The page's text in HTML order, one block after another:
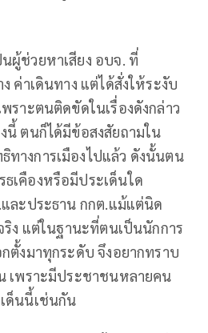
ผู้ช่วยหาเสียง อบจ. ที่
ค่าเดินทาง แต่ได้สั่งให้ระงับ
ราะตนติดขัดในเรื่องดังกล่าว
นี้ ตนก็ได้มีข้อสงสัยถามใน
ทางการเมืองไปแล้ว ดังนั้นตน
เคืองหรือมีประเด็นใด
ละประธาน กกต.แม้แต่นิด
ริง แต่ในฐานะที่ตนเป็นนักการ
กตั้งมาทุกระดับ จึงอยากทราบ
เพราะมีประชาชนหลายคน
ด็นนี้เช่นกัน